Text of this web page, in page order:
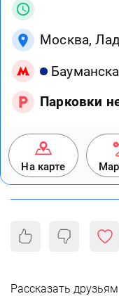
Москва,
Парковки
На карте
Рассказать друзьям